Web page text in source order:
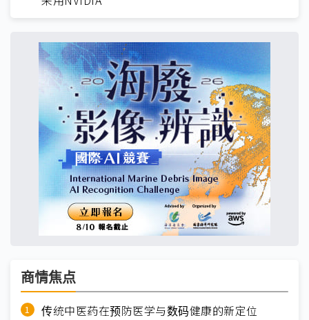
商情焦点
传统中医药在预防医学与数码健康的新定位